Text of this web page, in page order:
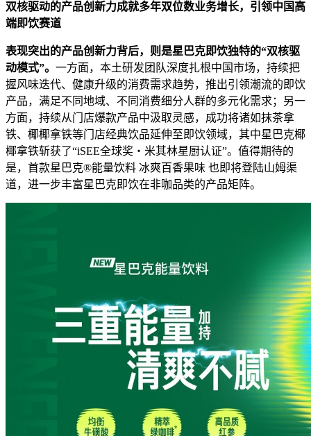
双核驱动的产品创新力成就多年双位数业务增长，引领中国高
端即饮赛道
表现突出的产品创新力背后，则是星巴克即饮独特的“双核驱
动模式”。 一方面，本土研发团队深度扎根中国市场，持续把
握风味迭代、健康升级的消费需求趋势，推出引领潮流的即饮
产品，满足不同地域、不同消费细分人群的多元化需求；另一
方面，持续从门店爆款产品中汲取灵感，成功将诸如抹茶拿
铁、椰椰拿铁等门店经典饮品延伸至即饮领域，其中星巴克椰
椰拿铁斩获了“iSEE全球奖・米其林星厨认证”。值得期待的
是，首款星巴克®能量饮料 冰爽百香果味 也即将登陆山姆渠
道，进一步丰富星巴克即饮在非咖品类的产品矩阵。